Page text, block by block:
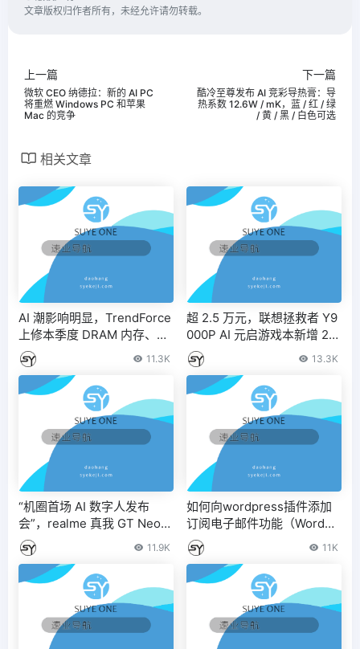
文章版权归作者所有，未经允许请勿转载。
上一篇
微软 CEO 纳德拉：新的 AI PC
将重燃 Windows PC 和苹果
Mac 的竞争
下一篇
酷冷至尊发布 AI 竞彩导热膏：导
热系数 12.6W / mK，蓝 / 红 / 绿
/ 黄 / 黑 / 白色可选
相关文章
AI 潮影响明显，TrendForce
上修本季度 DRAM 内存、NA
ND 闪存合约价涨幅预测 11.3K
超 2.5 万元，联想拯救者 Y9
000P AI 元启游戏本新增 2T
固态 + 32G 内存顶配：i9-1
4900HX+RTX 4090
13.3K
“机圈首场 AI 数字人发布
会”，realme 真我 GT Neo6
手机 5 月 9 日推出
11.9K
如何向wordpress插件添加
订阅电子邮件功能（WordPr
ess插件定制）
11K